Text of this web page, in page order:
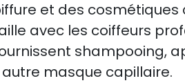
et des cosmétiques
avec les coiffeurs
shampooing,
masque capillaire.